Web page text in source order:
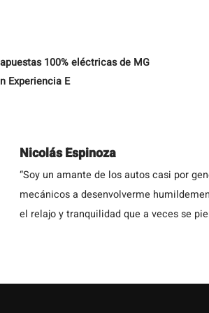
100% eléctricas de MG
Experiencia E
Nicolás Espinoza
“Soy un amante de los autos casi por
mecánicos a desenvolverme
el relajo y tranquilidad que a veces se